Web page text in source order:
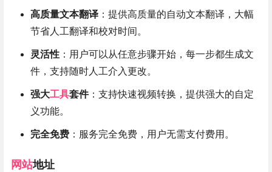
高质量文本翻译 ：提供高质量的自动文本翻译，大幅
节省人工翻译和校对时间。
灵活性 ：用户可以从任意步骤开始，每一步都生成文
件，支持随时人工介入更改。
强大工具套件：支持快速视频转换，提供强大的自定
义功能。
完全免费 ：服务完全免费，用户无需支付费用。
网站地址